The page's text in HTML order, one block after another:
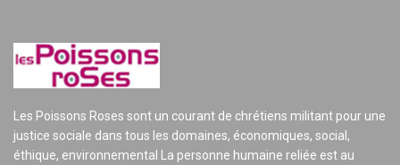
Les Poissons Roses sont un courant de chrétiens militant pour une
justice sociale dans tous les domaines, économiques, social,
éthique, environnemental La personne humaine reliée est au